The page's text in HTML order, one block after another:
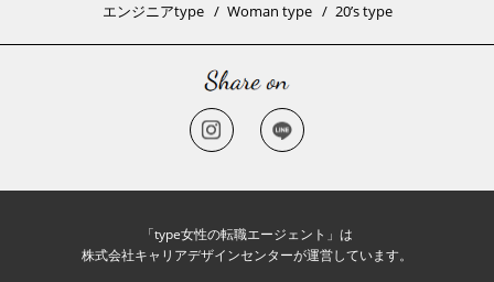
エンジニアtype Woman type 20’s type
「type女性の転職エージェント」は
株式会社キャリアデザインセンターが運営しています。